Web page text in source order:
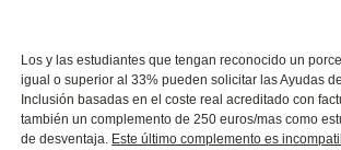
Los y las estudiantes que tengan reconocido un
igual o superior al 33% pueden solicitar las Ayudas
Inclusión basadas en el coste real acreditado con
también un complemento de 250 euros/mas como
de desventaja. Este último complemento es